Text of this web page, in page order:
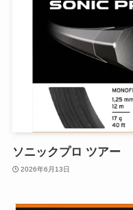
ソニックプロ ツアー
2026年6月13日